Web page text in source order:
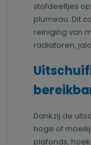
stofdeeltjes
plumeau. Dit
reiniging van
radiatoren,
Dankzij de
hoge of
plafonds,